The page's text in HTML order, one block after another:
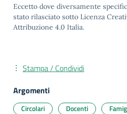
Eccetto dove diversamente
stato rilasciato sotto Licenza
Attribuzione 4.0 Italia.
Stampa / Condividi
Argomenti
Circolari Docenti